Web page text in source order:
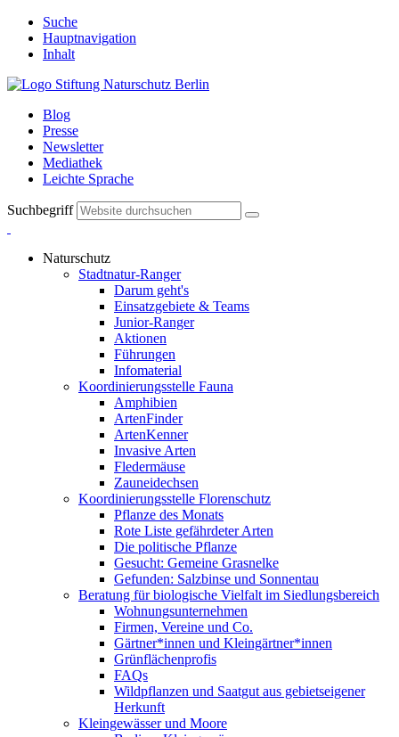
Suche
Hauptnavigation
Inhalt
Blog
Presse
Newsletter
Mediathek
Leichte Sprache
Suchbegriff
Naturschutz
Stadtnatur-Ranger
Darum geht's
Einsatzgebiete & Teams
Junior-Ranger
Aktionen
Führungen
Infomaterial
Koordinierungsstelle Fauna
Amphibien
ArtenFinder
ArtenKenner
Invasive Arten
Fledermäuse
Zauneidechsen
Koordinierungsstelle Florenschutz
Pflanze des Monats
Rote Liste gefährdeter Arten
Die politische Pflanze
Gesucht: Gemeine Grasnelke
Gefunden: Salzbinse und Sonnentau
Beratung für biologische Vielfalt im Siedlungsbereich
Wohnungsunternehmen
Firmen, Vereine und Co.
Gärtner*innen und Kleingärtner*innen
Grünflächenprofis
FAQs
Wildpflanzen und Saatgut aus gebietseigener
Herkunft
Kleingewässer und Moore